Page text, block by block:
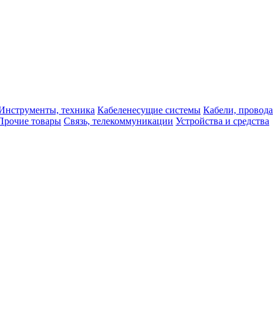
техника Кабеленесущие системы Кабели, провода
товары Связь, телекоммуникации Устройства и средства